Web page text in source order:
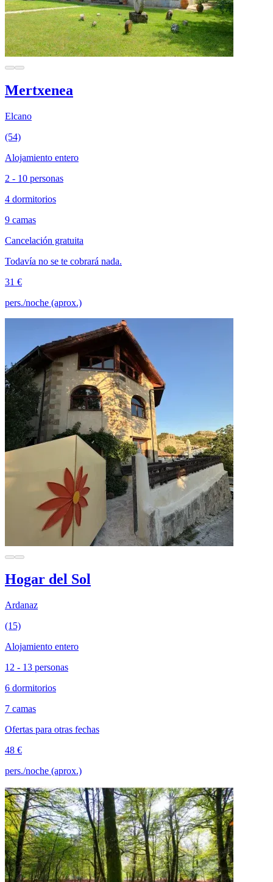
Mertxenea
Elcano
(54)
Alojamiento entero
2 - 10 personas
4 dormitorios
9 camas
Cancelación gratuita
Todavía no se te cobrará nada.
31 €
pers./noche (aprox.)
Hogar del Sol
Ardanaz
(15)
Alojamiento entero
12 - 13 personas
6 dormitorios
7 camas
Ofertas para otras fechas
48 €
pers./noche (aprox.)